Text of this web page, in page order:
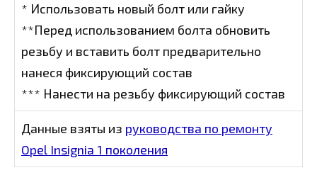
* Использовать новый болт или гайку
**Перед использованием болта обновить
резьбу и вставить болт предварительно
нанеся фиксирующий состав
*** Нанести на резьбу фиксирующий состав
Данные взяты из руководства по ремонту
Opel Insignia 1 поколения